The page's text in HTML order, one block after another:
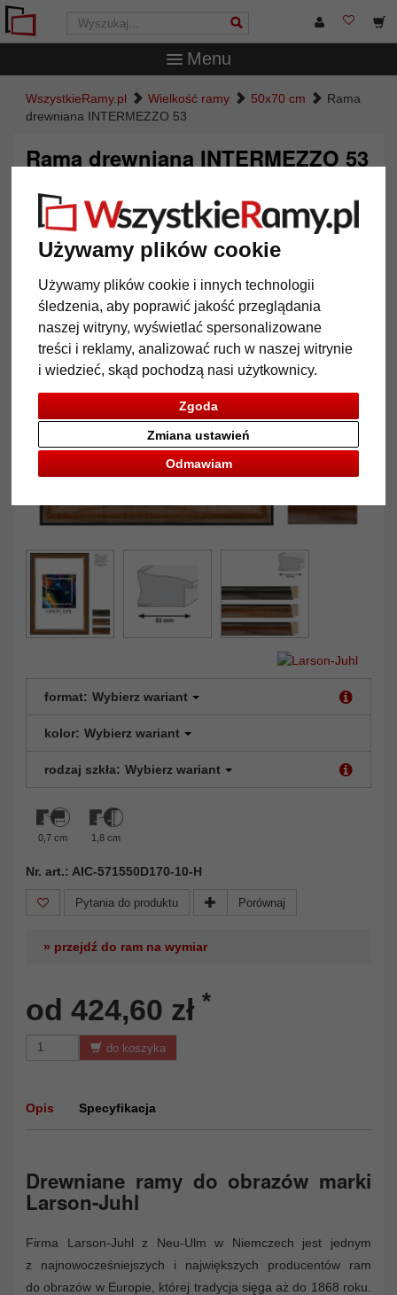
Używamy plików cookie
Używamy plików cookie i innych technologii
śledzenia, aby poprawić jakość przeglądania
naszej witryny, wyświetlać spersonalizowane
treści i reklamy, analizować ruch w naszej witrynie
i wiedzieć, skąd pochodzą nasi użytkownicy.
Zgoda
Odmawiam
Zmiana ustawień
Menu
WszystkieRamy.pl Wielkość ramy 50x70 cm
Rama
drewniana INTERMEZZO 53
Rama drewniana INTERMEZZO 53
Powrót
format: Wybierz wariant
kolor: Wybierz wariant
rodzaj szkła: Wybierz wariant
0,7 cm 1,8 cm
Nr. art.: AIC-571550D170-10-H
Pytania do produktu Porównaj
» przejdź do ram na wymiar
od 424,60 zł *
do koszyka
Opis Specyfikacja
Drewniane ramy do obrazów marki
Larson-Juhl
Firma Larson-Juhl z Neu-Ulm w Niemczech jest jednym
z najnowocześniejszych i największych producentów ram
do obrazów w Europie, której tradycja sięga aż do 1868 roku.